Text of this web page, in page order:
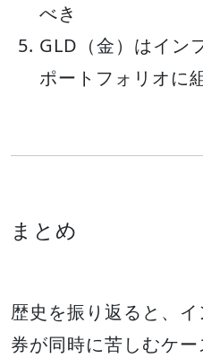
べき
GLD（金）はイン
ポートフォリオに
まとめ
歴史を振り返ると、
券が同時に苦しむケー